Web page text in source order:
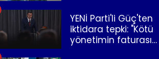
YENİ Parti'li Güç'ten
iktidara tepki: "Kötü
yönetimin faturasını